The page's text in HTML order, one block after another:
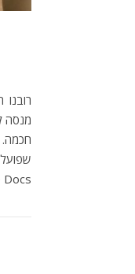
מנסה